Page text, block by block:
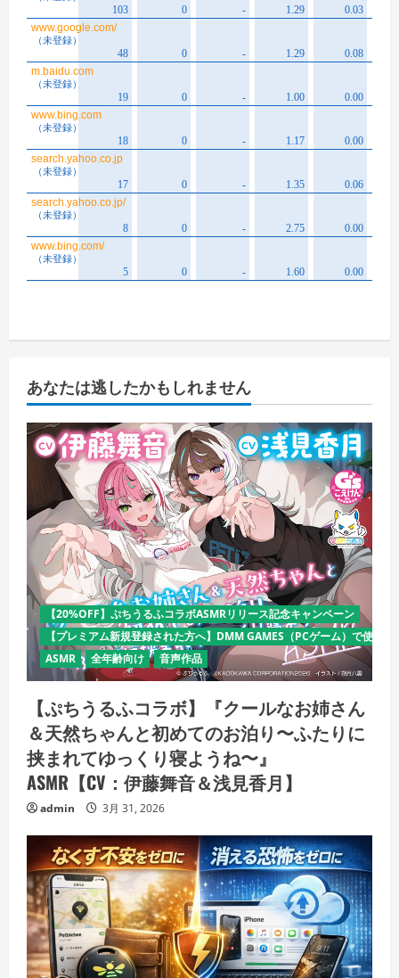
あなたは逃したかもしれません
【20%OFF】ぷちうるふコラボASMRリリース記念キャンペーン
【プレミアム新規登録された方へ】DMM GAMES（PCゲーム）で使え
ASMR
全年齢向け 音声作品
【ぷちうるふコラボ】『クールなお姉さん
＆天然ちゃんと初めてのお泊り〜ふたりに
挟まれてゆっくり寝ようね〜』
ASMR【CV：伊藤舞音＆浅見香月】
admin 3月 31, 2026